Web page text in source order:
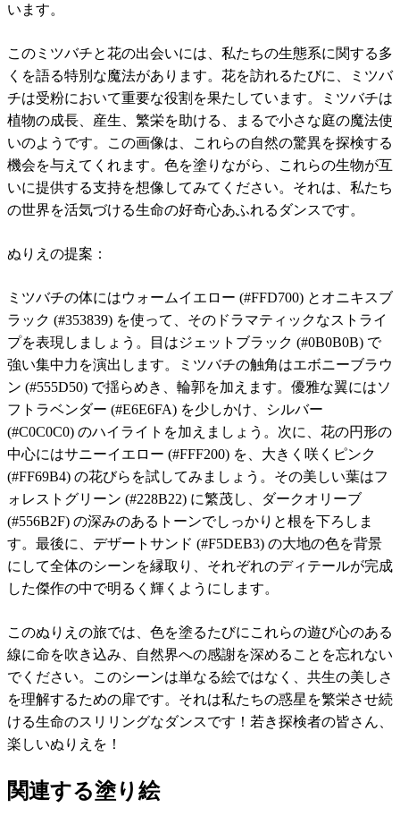
います。
このミツバチと花の出会いには、私たちの生態系に関する多
くを語る特別な魔法があります。花を訪れるたびに、ミツバ
チは受粉において重要な役割を果たしています。ミツバチは
植物の成長、産生、繁栄を助ける、まるで小さな庭の魔法使
いのようです。この画像は、これらの自然の驚異を探検する
機会を与えてくれます。色を塗りながら、これらの生物が互
いに提供する支持を想像してみてください。それは、私たち
の世界を活気づける生命の好奇心あふれるダンスです。
ぬりえの提案：
ミツバチの体にはウォームイエロー (#FFD700) とオニキスブ
ラック (#353839) を使って、そのドラマティックなストライ
プを表現しましょう。目はジェットブラック (#0B0B0B) で
強い集中力を演出します。ミツバチの触角はエボニーブラウ
ン (#555D50) で揺らめき、輪郭を加えます。優雅な翼にはソ
フトラベンダー (#E6E6FA) を少しかけ、シルバー
(#C0C0C0) のハイライトを加えましょう。次に、花の円形の
中心にはサニーイエロー (#FFF200) を、大きく咲くピンク
(#FF69B4) の花びらを試してみましょう。その美しい葉はフ
ォレストグリーン (#228B22) に繁茂し、ダークオリーブ
(#556B2F) の深みのあるトーンでしっかりと根を下ろしま
す。最後に、デザートサンド (#F5DEB3) の大地の色を背景
にして全体のシーンを縁取り、それぞれのディテールが完成
した傑作の中で明るく輝くようにします。
このぬりえの旅では、色を塗るたびにこれらの遊び心のある
線に命を吹き込み、自然界への感謝を深めることを忘れない
でください。このシーンは単なる絵ではなく、共生の美しさ
を理解するための扉です。それは私たちの惑星を繁栄させ続
ける生命のスリリングなダンスです！若き探検者の皆さん、
楽しいぬりえを！
関連する塗り絵